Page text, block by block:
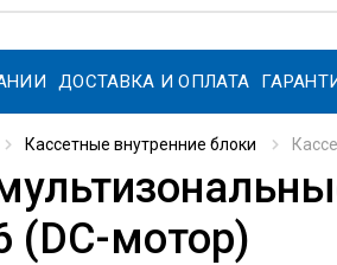
ДОСТАВКА И ОПЛАТА
Кассетные внутренние блоки
(DC-мотор)